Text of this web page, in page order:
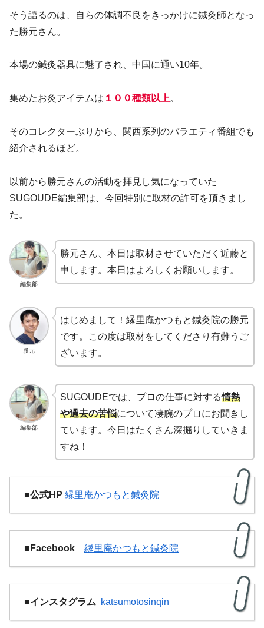
そう語るのは、自らの体調不良をきっかけに鍼灸師となっ
た勝元さん。
本場の鍼灸器具に魅了され、中国に通い10年。
集めたお灸アイテムは １００種類以上。
そのコレクターぶりから、関西系列のバラエティ番組でも
紹介されるほど。
以前から勝元さんの活動を拝見し気になっていた
SUGOUDE編集部は、今回特別に取材の許可を頂きまし
た。
編集部
勝元さん、本日は取材させていただく近藤と
申します。本日はよろしくお願いします。
勝元
はじめまして！縁里庵かつもと鍼灸院の勝元
です。この度は取材をしてくださり有難うご
ざいます。
編集部
SUGOUDEでは、プロの仕事に対する情熱
や過去の苦悩について凄腕のプロにお聞きし
ています。今日はたくさん深掘りしていきま
すね！
■公式HP 縁里庵かつもと鍼灸院
■Facebook 縁里庵かつもと鍼灸院
■インスタグラム katsumotosinqin